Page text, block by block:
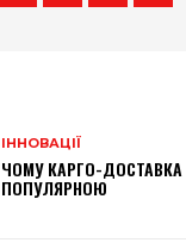
ІННОВАЦІЇ
ЧОМУ КАРГО-
ПОПУЛЯРНОЮ